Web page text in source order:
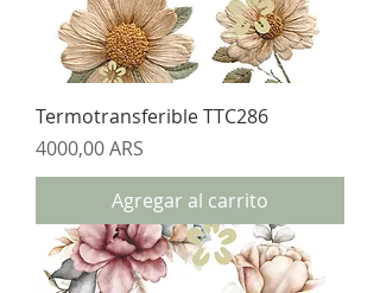
Termotransferible TTC286
Precio
4000,00 ARS
Agregar al carrito